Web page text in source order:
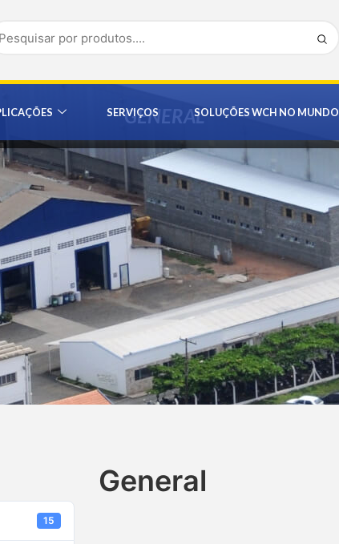
SERVIÇOS SOLUÇÕES WCH NO MUNDO
GENERAL
15
General